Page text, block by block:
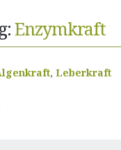
Enzymkraft
, Leberkraft